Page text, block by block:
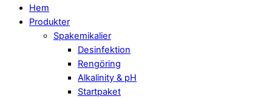
Hem
Produkter
Spakemikalier
Desinfektion
Rengöring
Alkalinity & pH
Startpaket